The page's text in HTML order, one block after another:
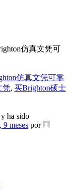
仿真文凭可
仿真文凭可靠
凭, 买Brighton硕士
y ha sido
9 meses por